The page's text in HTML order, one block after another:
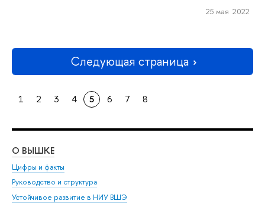
25 мая 2022
Следующая страница
1 2 3 4 5 6 7 8
О ВЫШКЕ
Цифры и факты
Руководство и структура
Устойчивое развитие в НИУ ВШЭ